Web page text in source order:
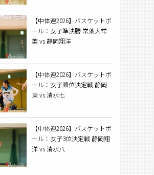
【中体連2026】バスケットボ
ール：女子準決勝 常葉大常
葉 vs 静岡翔洋
【中体連2026】バスケットボ
ール：女子順位決定戦 静岡
東 vs 清水七
【中体連2026】バスケットボ
ール：女子3位決定戦 静岡翔
洋 vs 清水八